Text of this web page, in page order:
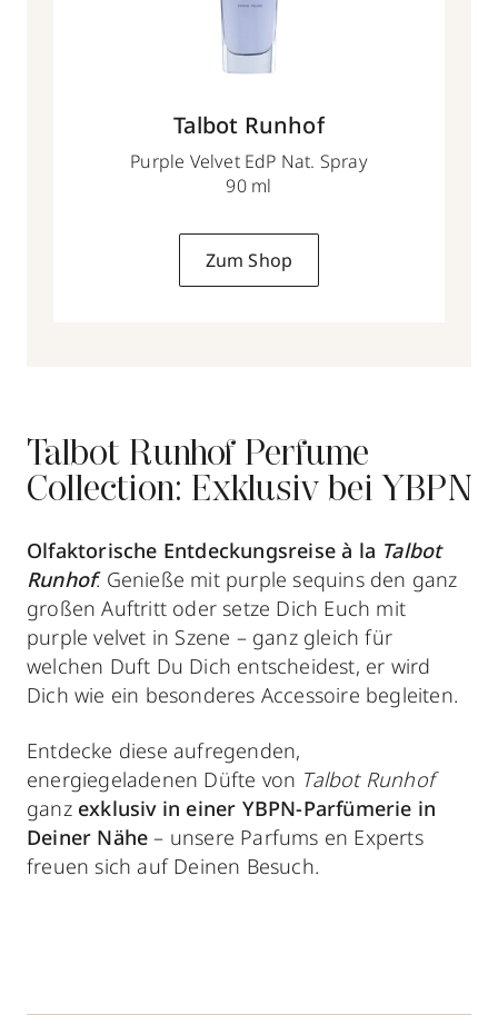
Talbot Runhof
Purple Velvet EdP Nat. Spray
90 ml
Zum Shop
Talbot Runhof Perfume
Collection: Exklusiv bei YBPN
Olfaktorische Entdeckungsreise à la Talbot
Runhof: Genieße mit purple sequins den ganz
großen Auftritt oder setze Dich Euch mit
purple velvet in Szene – ganz gleich für
welchen Duft Du Dich entscheidest, er wird
Dich wie ein besonderes Accessoire begleiten.
Entdecke diese aufregenden,
energiegeladenen Düfte von Talbot Runhof
ganz exklusiv in einer YBPN-Parfümerie in
Deiner Nähe – unsere Parfums en Experts
freuen sich auf Deinen Besuch.